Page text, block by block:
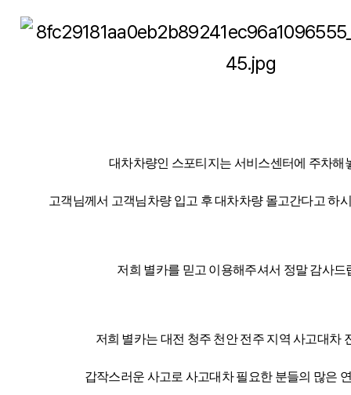
대차차량인 스포티지는 서비스센터에 주차해
고객님께서 고객님차량 입고 후 대차차량 몰고간다고 하
저희 별카를 믿고 이용해주셔서 정말 감사드
저희 별카는 대전 청주 천안 전주 지역 사고대차
갑작스러운 사고로 사고대차 필요한 분들의 많은